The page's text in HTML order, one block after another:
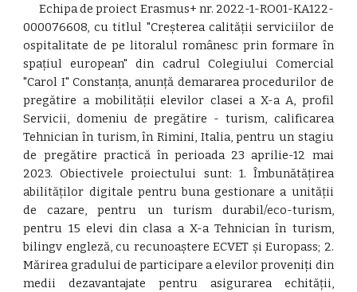
Echipa de proiect Erasmus+ nr. 2022-1-RO01-KA122-
000076608, cu titlul "Creșterea calității serviciilor de
ospitalitate de pe litoralul românesc prin formare în
spațiul european" din cadrul Colegiului Comercial
"Carol I" Constanța, anunță demararea procedurilor de
pregătire a mobilității elevilor clasei a X-a A, profil
Servicii, domeniu de pregătire - turism, calificarea
Tehnician în turism, în Rimini, Italia, pentru un stagiu
de pregătire practică în perioada 23 aprilie-12 mai
2023. Obiectivele proiectului sunt: 1. Îmbunătățirea
abilităților digitale pentru buna gestionare a unității
de cazare, pentru un turism durabil/eco-turism,
pentru 15 elevi din clasa a X-a Tehnician în turism,
bilingv engleză, cu recunoaștere ECVET și Europass; 2.
Mărirea gradului de participare a elevilor proveniți din
medii dezavantajate pentru asigurarea echității,